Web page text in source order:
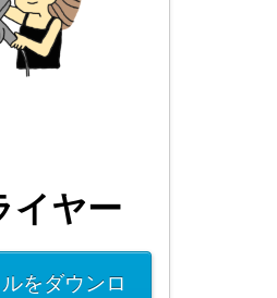
イヤー
をダウンロ